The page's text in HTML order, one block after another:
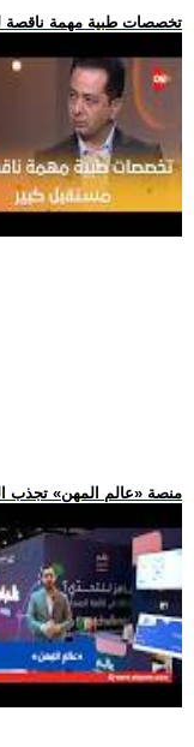
.. تخصصات طبية مهمة ناقصة
.. منصة «عالم المهن» تجذب